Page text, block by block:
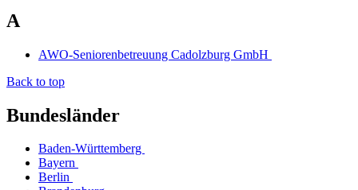
A
AWO-Seniorenbetreuung Cadolzburg GmbH
Back to top
Bundesländer
Baden-Württemberg
Bayern
Berlin